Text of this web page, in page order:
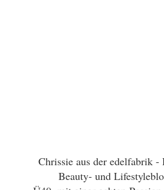
Chrissie aus der edelfabrik
Beauty- und